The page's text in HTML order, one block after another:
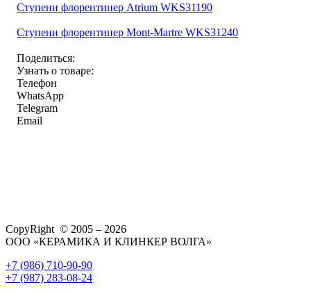
Ступени флорентинер Atrium WKS31190
Ступени флорентинер Mont-Martre WKS31240
Поделиться:
Узнать о товаре:
Телефон
WhatsApp
Telegram
Email
CopyRight © 2005 – 2026
ООО «КЕРАМИКА И КЛИНКЕР ВОЛГА»
+7 (986) 710-90-90
+7 (987) 283-08-24